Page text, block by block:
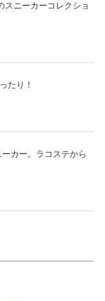
スニーカーコレクショ
たり！
カー。ラコステから